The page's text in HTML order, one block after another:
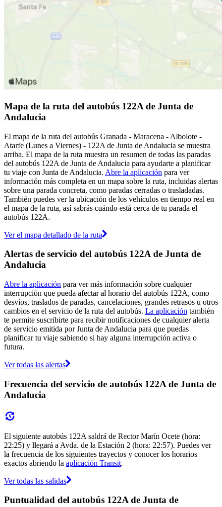
Mapa de la ruta del autobús 122A de Junta de
Andalucia
El mapa de la ruta del autobús Granada - Maracena - Albolote -
Atarfe (Lunes a Viernes) - 122A de Junta de Andalucia se muestra
arriba. El mapa de la ruta muestra un resumen de todas las paradas
del autobús 122A de Junta de Andalucia para ayudarte a planificar
tu viaje con Junta de Andalucia. Abre la aplicación para ver
información más completa en un mapa sobre la ruta, incluidas alertas
sobre una parada concreta, como paradas cerradas o trasladadas.
También puedes ver la ubicación de los vehículos en tiempo real en
el mapa de la ruta, así sabrás cuándo está cerca de tu parada el
autobús 122A.
Ver el mapa detallado de la ruta
Alertas de servicio del autobús 122A de Junta de
Andalucia
Abre la aplicación para ver más información sobre cualquier
interrupción que pueda afectar al horario del autobús 122A, como
desvíos, traslados de paradas, cancelaciones, grandes retrasos u otros
cambios en el servicio de la ruta del autobús. La aplicación también
te permite suscribirte para recibir notificaciones de cualquier alerta
de servicio emitida por Junta de Andalucia para que puedas
planificar tu viaje sabiendo si hay alguna interrupción activa o
futura.
Ver todas las alertas
Frecuencia del servicio de autobús 122A de Junta de
Andalucia
El siguiente autobús 122A saldrá de Rector Marín Ocete (hora:
22:25) y llegará a Avda. de la Estación 2 (hora: 22:57). Puedes ver
la frecuencia de los siguientes trayectos y conocer los horarios
exactos abriendo la aplicación Transit.
Ver todas las salidas
Puntualidad del autobús 122A de Junta de